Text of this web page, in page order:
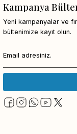
Kampanya
Yeni kampanyalar ve
bültenimize kayıt olun.